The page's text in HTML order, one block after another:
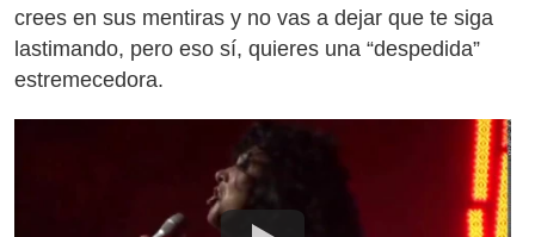
crees en sus mentiras y no vas a dejar que te siga
lastimando, pero eso sí, quieres una “despedida”
estremecedora.